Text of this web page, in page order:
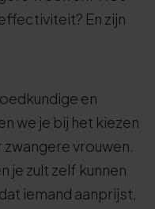
En zijn
en
we je bij het kiezen
vrouwen.
je zult zelf kunnen
iemand aanprijst,